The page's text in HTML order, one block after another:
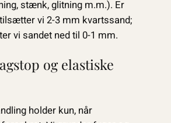
stænk, glitning m.m.). Er
vi 2-3 mm kvartssand;
vi sandet ned til 0-1 mm.
og elastiske
holder kun, når